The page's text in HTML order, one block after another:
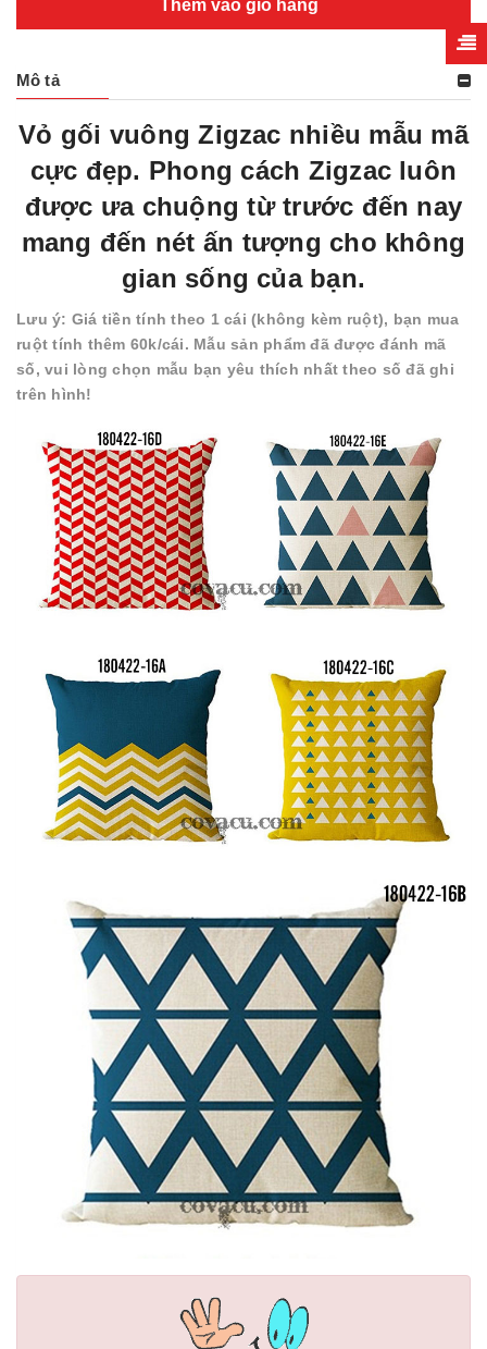
Thêm vào giỏ hàng
Mô tả
Vỏ gối vuông Zigzac nhiều mẫu mã
cực đẹp. Phong cách Zigzac luôn
được ưa chuộng từ trước đến nay
mang đến nét ấn tượng cho không
gian sống của bạn.
Lưu ý: Giá tiền tính theo 1 cái (không kèm ruột), bạn mua
ruột tính thêm 60k/cái. Mẫu sản phẩm đã được đánh mã
số, vui lòng chọn mẫu bạn yêu thích nhất theo số đã ghi
trên hình!